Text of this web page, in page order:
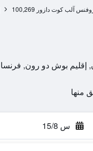
آلب كوت دازور 100,269
س 15/8